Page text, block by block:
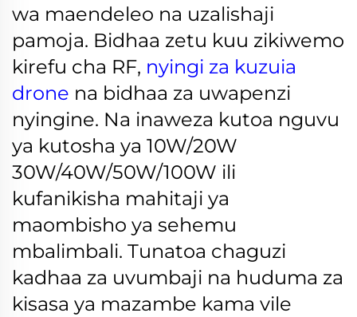
wa maendeleo na uzalishaji
pamoja. Bidhaa zetu kuu zikiwemo
kirefu cha RF, nyingi za kuzuia
drone na bidhaa za uwapenzi
nyingine. Na inaweza kutoa nguvu
ya kutosha ya 10W/20W
30W/40W/50W/100W ili
kufanikisha mahitaji ya
maombisho ya sehemu
mbalimbali. Tunatoa chaguzi
kadhaa za uvumbaji na huduma za
kisasa ya mazambe kama vile